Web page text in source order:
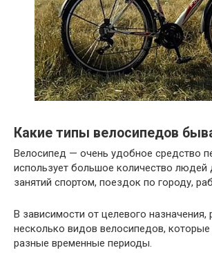
Какие типы велосипедов
Велосипед — очень удобное средство
использует большое количество людей
занятий спортом, поездок по городу,
В зависимости от целевого назначения,
несколько видов велосипедов, которые
разные временные периоды.